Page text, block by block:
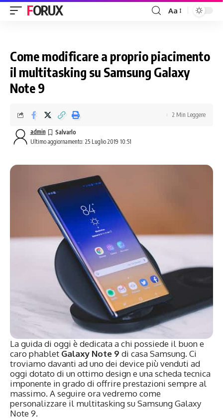
FORUX Aa
Come modificare a proprio piacimento
il multitasking su Samsung Galaxy
Note 9
Ultimo aggiornamento: 25 Luglio 2019 10:51
admin
2 Min Leggere
La guida di oggi è dedicata a chi possiede il buon e
caro phablet Galaxy Note 9 di casa Samsung. Ci
troviamo davanti ad uno dei device più venduti ad
oggi dotato di un ottimo design e una scheda tecnica
imponente in grado di offrire prestazioni sempre al
massimo. A seguire ora vedremo come
personalizzare il multitasking su Samsung Galaxy
Note 9.